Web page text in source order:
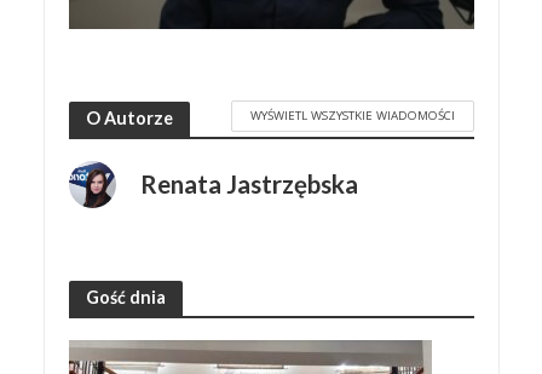
O Autorze WYŚWIETL WSZYSTKIE WIADOMOŚCI
Renata Jastrzębska
Gość dnia